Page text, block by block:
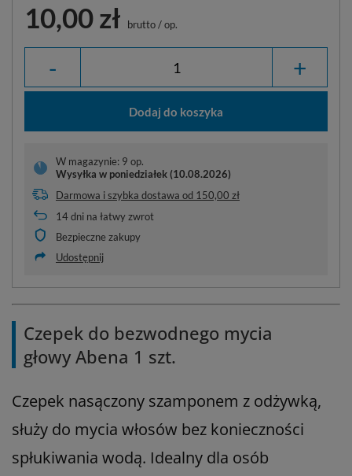
10,00 zł brutto/op.
- +
Dodaj do koszyka
W magazynie: 9 op.
Wysyłka w poniedziałek (10.08.2026)
Darmowa i szybka dostawa od 150,00 zł
14dni na łatwy zwrot
Bezpieczne zakupy
Udostępnij
Czepek do bezwodnego mycia
głowy Abena 1 szt.
Czepek nasączony szamponem z odżywką,
służy do mycia włosów bez konieczności
spłukiwania wodą. Idealny dla osób